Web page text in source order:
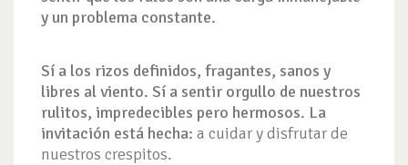
y un problema constante.
Sí a los rizos definidos, fragantes, sanos y
libres al viento. Sí a sentir orgullo de nuestros
rulitos, impredecibles pero hermosos. La
invitación está hecha: a cuidar y disfrutar de
nuestros crespitos.